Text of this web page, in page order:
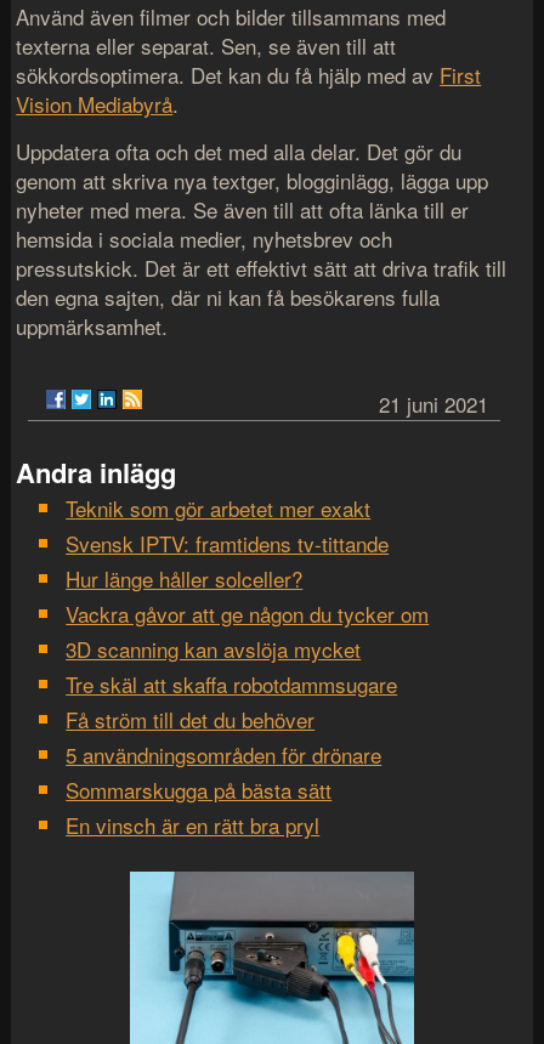
Använd även filmer och bilder tillsammans med
texterna eller separat. Sen, se även till att
sökkordsoptimera. Det kan du få hjälp med av First
Vision Mediabyrå.
Uppdatera ofta och det med alla delar. Det gör du
genom att skriva nya textger, blogginlägg, lägga upp
nyheter med mera. Se även till att ofta länka till er
hemsida i sociala medier, nyhetsbrev och
pressutskick. Det är ett effektivt sätt att driva trafik till
den egna sajten, där ni kan få besökarens fulla
uppmärksamhet.
21 juni 2021
Andra inlägg
Teknik som gör arbetet mer exakt
Svensk IPTV: framtidens tv-tittande
Hur länge håller solceller?
Vackra gåvor att ge någon du tycker om
3D scanning kan avslöja mycket
Tre skäl att skaffa robotdammsugare
Få ström till det du behöver
5 användningsområden för drönare
Sommarskugga på bästa sätt
En vinsch är en rätt bra pryl